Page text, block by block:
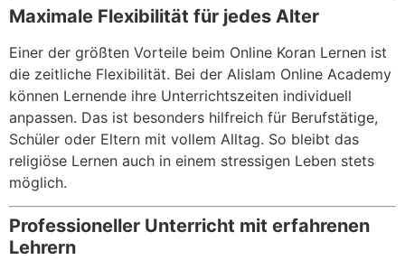
Maximale Flexibilität für jedes Alter
Einer der größten Vorteile beim Online Koran Lernen ist
die zeitliche Flexibilität. Bei der Alislam Online Academy
können Lernende ihre Unterrichtszeiten individuell
anpassen. Das ist besonders hilfreich für Berufstätige,
Schüler oder Eltern mit vollem Alltag. So bleibt das
religiöse Lernen auch in einem stressigen Leben stets
möglich.
Professioneller Unterricht mit erfahrenen
Lehrern